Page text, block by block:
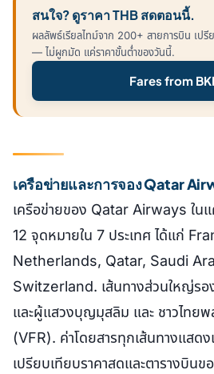
สนใจ? ดูราคา THB สดตอนนี้.
ผลลัพธ์เรียลไทม์จาก 200+ สายการบิน เปรี
— ไม่ผูกมัด แค่ราคาขั้นต่ำของวันนี้.
Fares from
เครือข่ายและการจอง Qatar
เครือข่ายของ Qatar Airways ใน
12 จุดหมายใน 7 ประเทศ ได้แก่
Netherlands, Qatar, Saudi
Switzerland. เส้นทางส่วนใหญ่รอ
และผู้แสวงบุญมุสลิม และ ชาวไทย
(VFR). ค่าโดยสารทุกเส้นทางแสด
เปรียบเทียบราคาสดและตารางบินข